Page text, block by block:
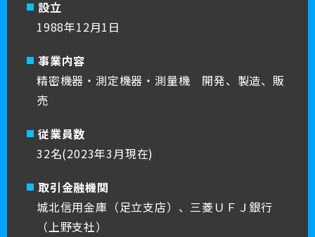
設立
1988年12月1日
事業内容
精密機器・測定機器・測量機 開発、製造、販
売
従業員数
32名(2023年3月現在)
取引金融機関
城北信用金庫（足立支店）、三菱ＵＦＪ銀行
（上野支社）